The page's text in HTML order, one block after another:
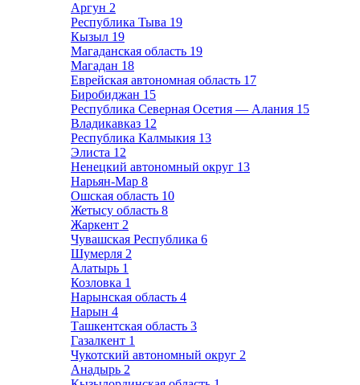
Аргун 2
Республика Тыва 19
Кызыл 19
Магаданская область 19
Магадан 18
Еврейская автономная область 17
Биробиджан 15
Республика Северная Осетия — Алания 15
Владикавказ 12
Республика Калмыкия 13
Элиста 12
Ненецкий автономный округ 13
Нарьян-Мар 8
Ошская область 10
Жетысу область 8
Жаркент 2
Чувашская Республика 6
Шумерля 2
Алатырь 1
Козловка 1
Нарынская область 4
Нарын 4
Ташкентская область 3
Газалкент 1
Чукотский автономный округ 2
Анадырь 2